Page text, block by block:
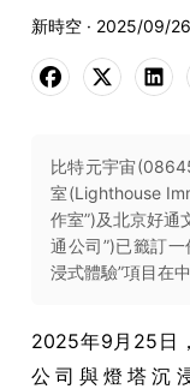
新時空 · 2025/09/
比特元宇宙
室(Lighthouse
作室”)及北京好
通公司”)已籤訂
浸式體驗”項目在
2025年9月25日
公司與燈塔沉